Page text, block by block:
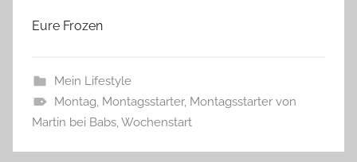
Eure Frozen
Mein Lifestyle
Montag, Montagsstarter, Montagsstarter von
Martin bei Babs,Wochenstart